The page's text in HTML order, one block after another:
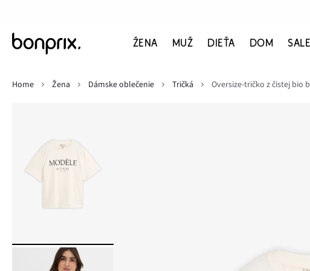
ŽENA MUŽ DIEŤA DOM SALE
Home
Žena Dámske oblečenie Tričká Oversize-tričko z čistej bio